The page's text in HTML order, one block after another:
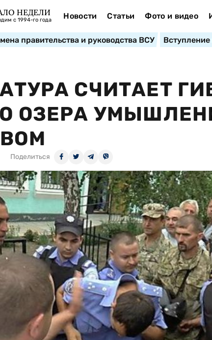
НЕДЕЛИ
с 1994-го года Новости Статьи Фото и видео
правительства и руководства ВСУ
СЧИТАЕТ
ОЗЕРА
Поделиться